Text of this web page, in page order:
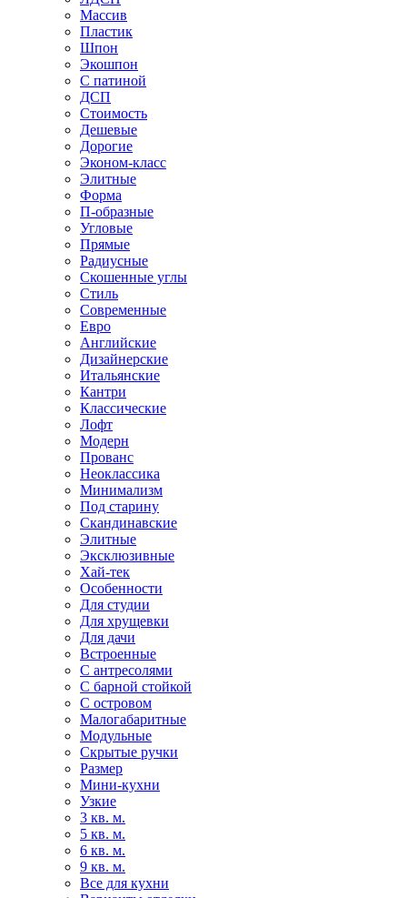
Массив
Пластик
Шпон
Экошпон
С патиной
ДСП
Стоимость
Дешевые
Дорогие
Эконом-класс
Элитные
Форма
П-образные
Угловые
Прямые
Радиусные
Скошенные углы
Стиль
Современные
Евро
Английские
Дизайнерские
Итальянские
Кантри
Классические
Лофт
Модерн
Прованс
Неоклассика
Минимализм
Под старину
Скандинавские
Элитные
Эксклюзивные
Хай-тек
Особенности
Для студии
Для хрущевки
Для дачи
Встроенные
С антресолями
С барной стойкой
С островом
Малогабаритные
Модульные
Скрытые ручки
Размер
Мини-кухни
Узкие
3 кв. м.
5 кв. м.
6 кв. м.
9 кв. м.
Все для кухни